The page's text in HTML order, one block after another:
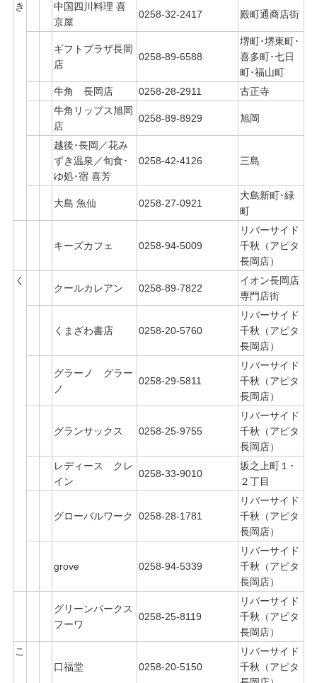
き
中国四川料理 喜
京屋
0258-32-2417 殿町通商店街
ギフトプラザ長岡
店
0258-89-6588
堺町･堺東町･
喜多町･七日
町･福山町
牛角 長岡店
0258-28-2911
古正寺
牛角リップス旭岡
店
0258-89-8929 旭岡
越後･長岡／花み
ずき温泉／旬食･
ゆ処･宿 喜芳
0258-42-4126 三島
大島 魚仙 0258-27-0921
大島新町･緑
町
キーズカフェ 0258-94-5009
リバーサイド
千秋（アピタ
長岡店）
く
クールカレアン 0258-89-7822
イオン長岡店
専門店街
くまざわ書店 0258-20-5760
リバーサイド
千秋（アピタ
長岡店）
グラーノ グラー
ノ
0258-29-5811
リバーサイド
千秋（アピタ
長岡店）
グランサックス 0258-25-9755
リバーサイド
千秋（アピタ
長岡店）
レディース クレ
イン
0258-33-9010
坂之上町１･
２丁目
グローバルワーク 0258-28-1781
リバーサイド
千秋（アピタ
長岡店）
grove 0258-94-5339
リバーサイド
千秋（アピタ
長岡店）
グリーンパークス
フーワ
0258-25-8119
リバーサイド
千秋（アピタ
長岡店）
こ
口福堂
0258-20-5150
リバーサイド
千秋（アピタ